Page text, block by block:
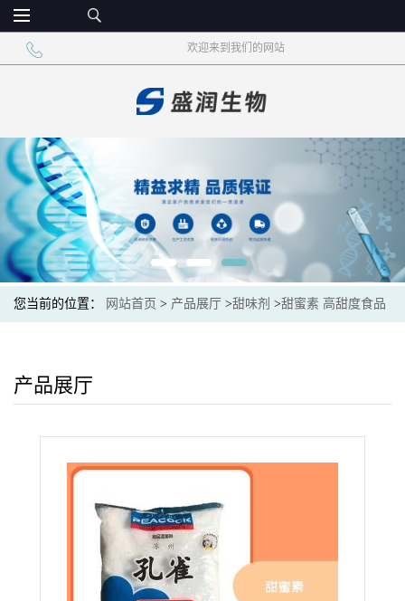
欢迎来到我们的网站
您当前的位置： 网站首页 > 产品展厅 >甜味剂 >甜蜜素 高甜度食品
产品展厅